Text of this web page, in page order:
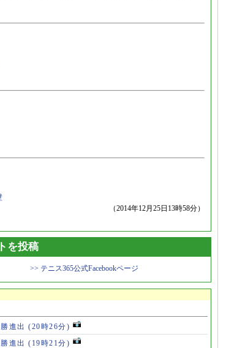
（2014年12月25日13時58分）
を投稿
>> テニス365公式Facebookページ
進出 (20時26分)
進出 (19時21分)